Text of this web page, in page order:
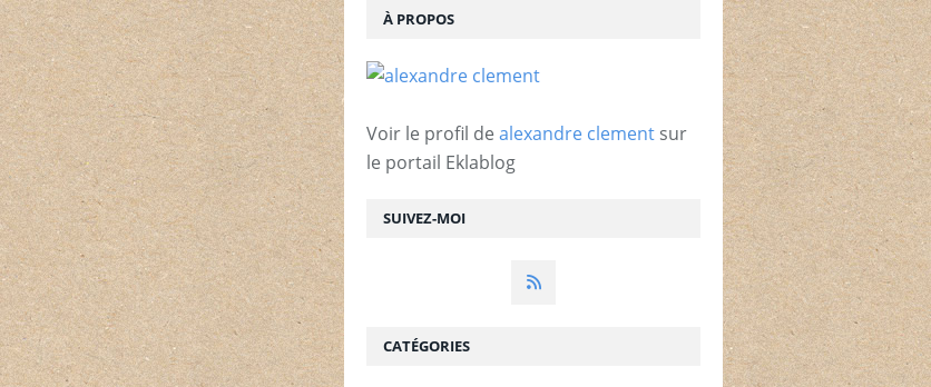
SUIVEZ-MOI
À PROPOS
Voir le profil de alexandre clement sur
le portail Eklablog
CATÉGORIES